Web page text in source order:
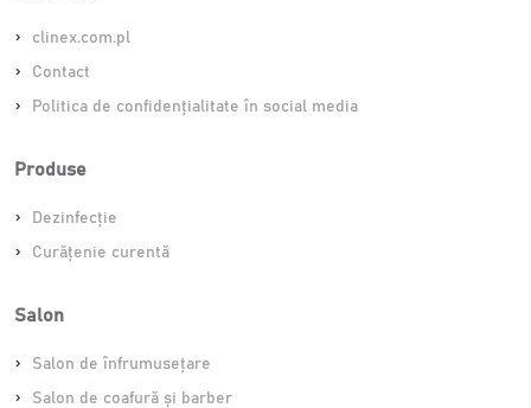
clinex.com.pl
Contact
Politica de confidențialitate în social media
Produse
Dezinfecție
Curățenie curentă
Salon
Salon de înfrumusețare
Salon de coafură și barber